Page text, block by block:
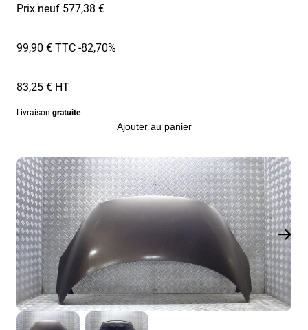
Prix neuf 577,38 €
99,90 € TTC-82,70%
83,25 € HT
Livraison gratuite
Ajouter au panier